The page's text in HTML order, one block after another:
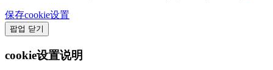
保存cookie设置
팝업 닫기
cookie设置说明